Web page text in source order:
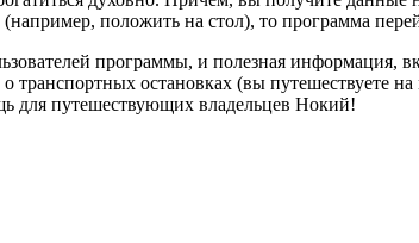
положить на стол), то программа
программы, и полезная
остановках (вы путешествуете
для путешествующих владельцев Нокий!